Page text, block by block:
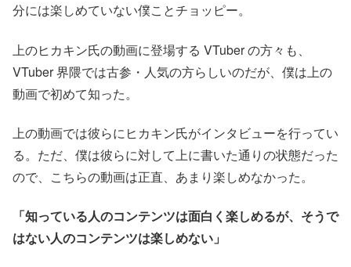
分には楽しめていない僕ことチョッピー。
上のヒカキン氏の動画に登場する VTuber の方々も、
VTuber 界隈では古参・人気の方らしいのだが、僕は上の
動画で初めて知った。
上の動画では彼らにヒカキン氏がインタビューを行ってい
る。ただ、僕は彼らに対して上に書いた通りの状態だった
ので、こちらの動画は正直、あまり楽しめなかった。
「知っている人のコンテンツは面白く楽しめるが、そうで
はない人のコンテンツは楽しめない」